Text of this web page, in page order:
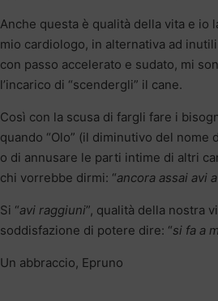
Anche questa è qualità della vita e io
mio cardiologo, in alternativa ad
con passo accelerato e sudato, mi
l’incarico di “scendergli” il cane.
Così con la scusa di fargli fare i
quando “Olo” (il diminutivo del
o di annusare le parti intime di altri
chi vorrebbe dirmi: “ancora assai avi
Si “avi raggiuni”, qualità della nostra
soddisfazione di potere dire: “si fa a
Un abbraccio, Epruno